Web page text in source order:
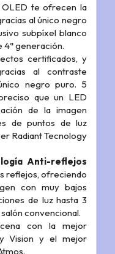
te ofrecen la
al único negro
subpíxel blanco
4ª generación.
certificados, y
al contraste
negro puro. 5
que un LED
de la imagen
de puntos de luz
Radiant Tecnology
Anti-reflejos
reflejos, ofreciendo
con muy bajos
de luz hasta 3
convencional.
con la mejor
Vision y el mejor